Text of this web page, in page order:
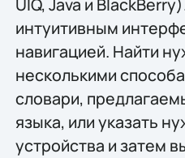
интуитивным
навигацией. Найти
несколькими
словари,
языка, или указать
устройства и затем